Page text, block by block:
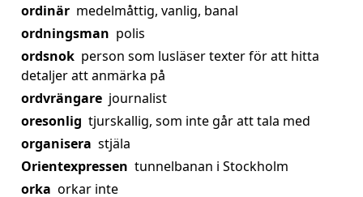
ordinär medelmåttig, vanlig, banal
ordningsman polis
ordsnok person som lusläser texter för att hitta
detaljer att anmärka på
ordvrängare journalist
oresonlig tjurskallig, som inte går att tala med
organisera stjäla
Orientexpressen tunnelbanan i Stockholm
orka orkar inte